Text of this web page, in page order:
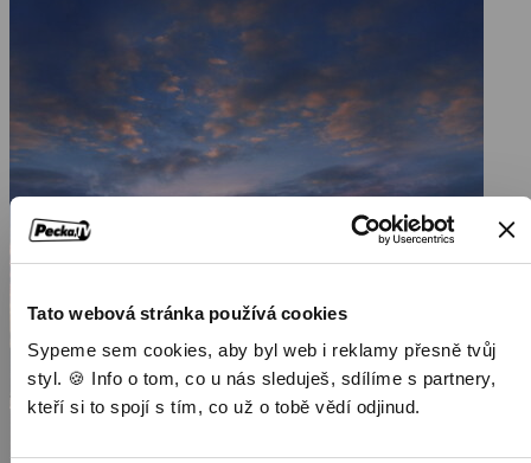
Tato webová stránka používá cookies
Sypeme sem cookies, aby byl web i reklamy přesně tvůj
styl. 🍪 Info o tom, co u nás sleduješ, sdílíme s partnery,
kteří si to spojí s tím, co už o tobě vědí odjinud.